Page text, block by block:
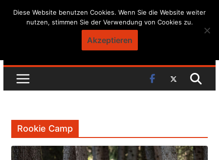
Skip
Rookie Camp
Diese Website benutzen Cookies. Wenn Sie die Website weiter
nutzen, stimmen Sie der Verwendung von Cookies zu.
Akzeptieren